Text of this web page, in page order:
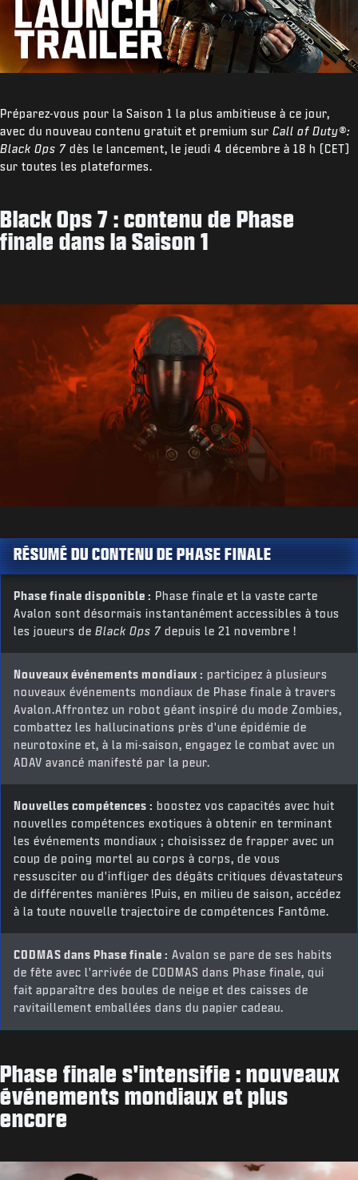
Play
Préparez-vous pour la Saison 1 la plus ambitieuse à ce jour,
avec du nouveau contenu gratuit et premium sur Call of Duty®:
Black Ops 7 dès le lancement, le jeudi 4 décembre à 18 h (CET)
sur toutes les plateformes.
Black Ops 7 : contenu de Phase
finale dans la Saison 1
RÉSUMÉ DU CONTENU DE PHASE FINALE
Phase finale disponible : Phase finale et la vaste carte
Avalon sont désormais instantanément accessibles à tous
les joueurs de Black Ops 7 depuis le 21 novembre !
Nouveaux événements mondiaux : participez à plusieurs
nouveaux événements mondiaux de Phase finale à travers
Avalon.Affrontez un robot géant inspiré du mode Zombies,
combattez les hallucinations près d'une épidémie de
neurotoxine et, à la mi-saison, engagez le combat avec un
ADAV avancé manifesté par la peur.
Nouvelles compétences : boostez vos capacités avec huit
nouvelles compétences exotiques à obtenir en terminant
les événements mondiaux ; choisissez de frapper avec un
coup de poing mortel au corps à corps, de vous
ressusciter ou d'infliger des dégâts critiques dévastateurs
de différentes manières !Puis, en milieu de saison, accédez
à la toute nouvelle trajectoire de compétences Fantôme.
CODMAS dans Phase finale : Avalon se pare de ses habits
de fête avec l'arrivée de CODMAS dans Phase finale, qui
fait apparaître des boules de neige et des caisses de
ravitaillement emballées dans du papier cadeau.
Phase finale s'intensifie : nouveaux
événements mondiaux et plus
encore